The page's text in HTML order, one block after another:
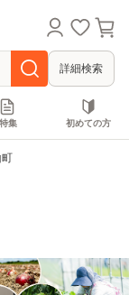
詳細検索
特集 初めての方